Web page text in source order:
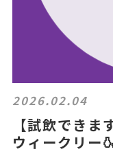
2026.02.04
【試飲でき
ウィークリー